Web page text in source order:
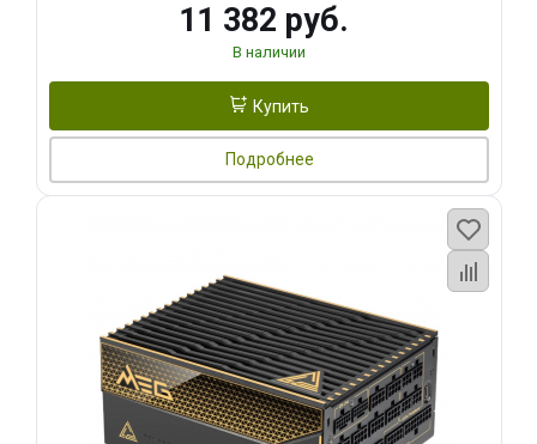
11 382 руб.
В наличии
Купить
Подробнее